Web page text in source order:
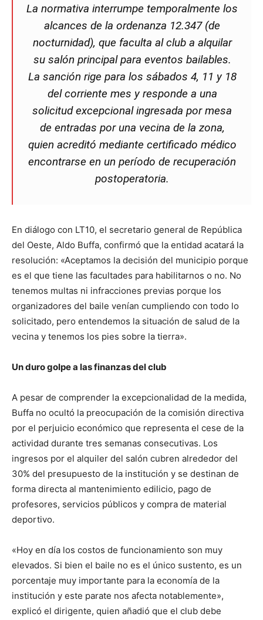
La normativa interrumpe temporalmente los
alcances de la ordenanza 12.347 (de
nocturnidad), que faculta al club a alquilar
su salón principal para eventos bailables.
La sanción rige para los sábados 4, 11 y 18
del corriente mes y responde a una
solicitud excepcional ingresada por mesa
de entradas por una vecina de la zona,
quien acreditó mediante certificado médico
encontrarse en un período de recuperación
postoperatoria.
En diálogo con LT10, el secretario general de República
del Oeste, Aldo Buffa, confirmó que la entidad acatará la
resolución: «Aceptamos la decisión del municipio porque
es el que tiene las facultades para habilitarnos o no. No
tenemos multas ni infracciones previas porque los
organizadores del baile venían cumpliendo con todo lo
solicitado, pero entendemos la situación de salud de la
vecina y tenemos los pies sobre la tierra».
Un duro golpe a las finanzas del club
A pesar de comprender la excepcionalidad de la medida,
Buffa no ocultó la preocupación de la comisión directiva
por el perjuicio económico que representa el cese de la
actividad durante tres semanas consecutivas. Los
ingresos por el alquiler del salón cubren alrededor del
30% del presupuesto de la institución y se destinan de
forma directa al mantenimiento edilicio, pago de
profesores, servicios públicos y compra de material
deportivo.
«Hoy en día los costos de funcionamiento son muy
elevados. Si bien el baile no es el único sustento, es un
porcentaje muy importante para la economía de la
institución y este parate nos afecta notablemente»,
explicó el dirigente, quien añadió que el club debe